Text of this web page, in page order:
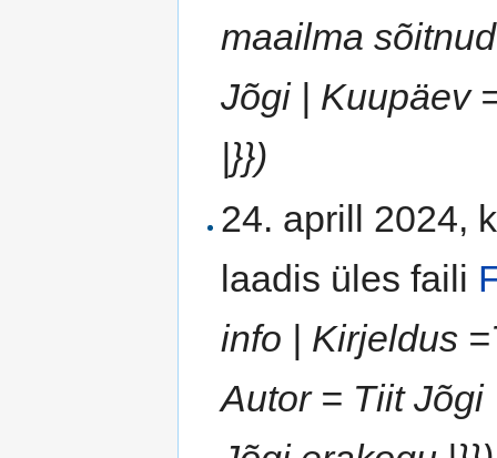
maailma
Jõgi | Kuupäev
|}})
24. aprill 2024,
laadis üles faili
info | Kirjeldus
Autor = Tiit